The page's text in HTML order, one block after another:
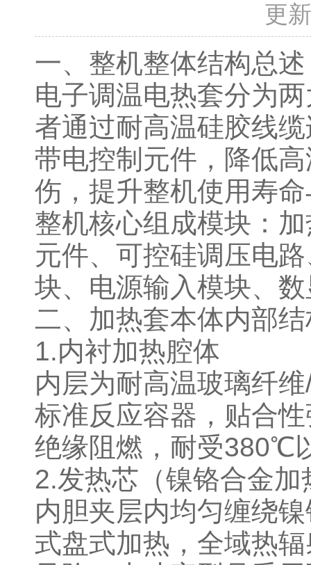
更新
一、整机整体结构总
电子调温电热套分为
者通过耐高温硅胶线
带电控制元件，降低
伤，提升整机使用寿
整机核心组成模块：
元件、可控硅调压电
块、电源输入模块、
二、加热套本体内部
1.内衬加热腔体
内层为耐高温玻璃纤
标准反应容器，贴合
绝缘阻燃，耐受380℃
2.发热芯（镍铬合金
内胆夹层内均匀缠绕
式盘式加热，全域热